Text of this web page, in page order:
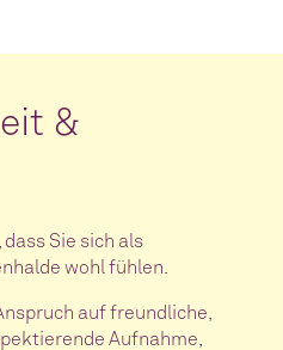
&
dass Sie sich als
wohl fühlen.
auf freundliche,
Aufnahme,